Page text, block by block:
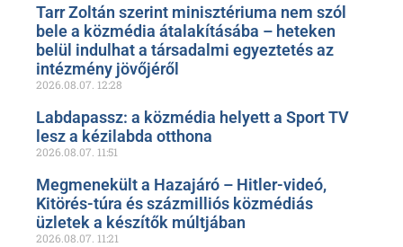
Tarr Zoltán szerint minisztériuma nem szól
bele a közmédia átalakításába – heteken
belül indulhat a társadalmi egyeztetés az
intézmény jövőjéről
2026.08.07. 12:28
Labdapassz: a közmédia helyett a Sport TV
lesz a kézilabda otthona
2026.08.07. 11:51
Megmenekült a Hazajáró – Hitler-videó,
Kitörés-túra és százmilliós közmédiás
üzletek a készítők múltjában
2026.08.07. 11:21